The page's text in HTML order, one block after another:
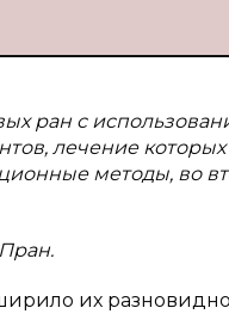
ран с
лечение которых
методы, во
их